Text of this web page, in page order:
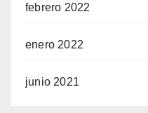
febrero 2022
enero 2022
junio 2021